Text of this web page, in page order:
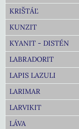
KRIŠTÁĽ
KUNZIT
KYANIT - DISTÉN
LABRADORIT
LAPIS LAZULI
LARIMAR
LARVIKIT
LÁVA